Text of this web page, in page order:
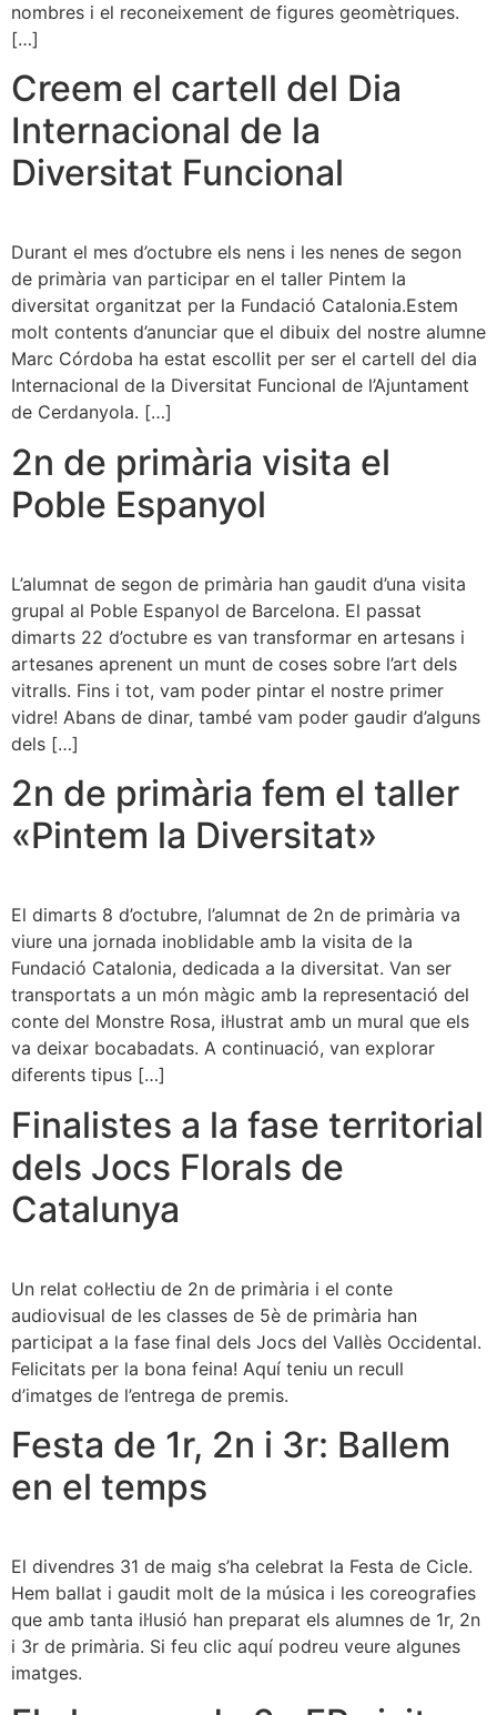
nombres i el reconeixement de figures geomètriques.
[…]
Creem el cartell del Dia
Internacional de la
Diversitat Funcional
Durant el mes d’octubre els nens i les nenes de segon
de primària van participar en el taller Pintem la
diversitat organitzat per la Fundació Catalonia.Estem
molt contents d’anunciar que el dibuix del nostre alumne
Marc Córdoba ha estat escollit per ser el cartell del dia
Internacional de la Diversitat Funcional de l’Ajuntament
de Cerdanyola. […]
2n de primària visita el
Poble Espanyol
L’alumnat de segon de primària han gaudit d’una visita
grupal al Poble Espanyol de Barcelona. El passat
dimarts 22 d’octubre es van transformar en artesans i
artesanes aprenent un munt de coses sobre l’art dels
vitralls. Fins i tot, vam poder pintar el nostre primer
vidre! Abans de dinar, també vam poder gaudir d’alguns
dels […]
2n de primària fem el taller
«Pintem la Diversitat»
El dimarts 8 d’octubre, l’alumnat de 2n de primària va
viure una jornada inoblidable amb la visita de la
Fundació Catalonia, dedicada a la diversitat. Van ser
transportats a un món màgic amb la representació del
conte del Monstre Rosa, il·lustrat amb un mural que els
va deixar bocabadats. A continuació, van explorar
diferents tipus […]
Finalistes a la fase territorial
dels Jocs Florals de
Catalunya
Un relat col·lectiu de 2n de primària i el conte
audiovisual de les classes de 5è de primària han
participat a la fase final dels Jocs del Vallès Occidental.
Felicitats per la bona feina! Aquí teniu un recull
d’imatges de l’entrega de premis.
Festa de 1r, 2n i 3r: Ballem
en el temps
El divendres 31 de maig s’ha celebrat la Festa de Cicle.
Hem ballat i gaudit molt de la música i les coreografies
que amb tanta il·lusió han preparat els alumnes de 1r, 2n
i 3r de primària. Si feu clic aquí podreu veure algunes
imatges.